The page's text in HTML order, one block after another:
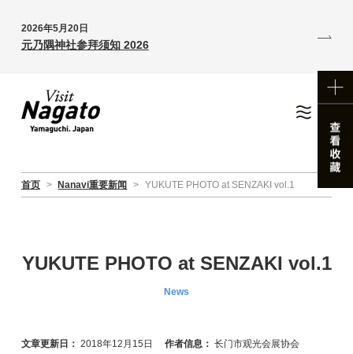
2026年5月20日
元乃隅神社参拜须知 2026
首页 > Nanavi重要新闻 > YUKUTE PHOTO at SENZAKI vol.1
YUKUTE PHOTO at SENZAKI vol.1
News
文章更新日： 2018年12月15日 作者信息： 长门市观光会展协会